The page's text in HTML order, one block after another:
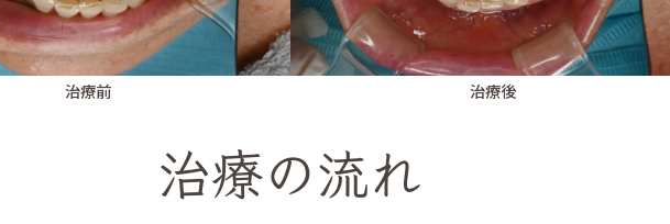
治療前 治療後
治療の流れ